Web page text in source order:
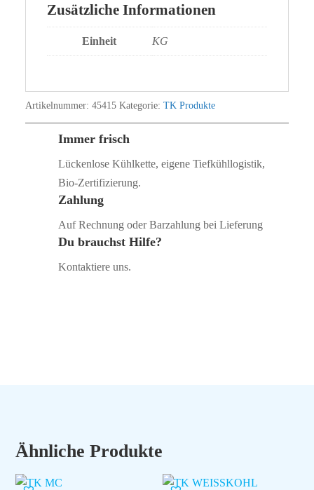
Zusätzliche Informationen
Einheit KG
Artikelnummer: 45415 Kategorie: TK Produkte
Immer frisch
Lückenlose Kühlkette, eigene Tiefkühllogistik,
Bio‑Zertifizierung.
Zahlung
Auf Rechnung oder Barzahlung bei Lieferung
Du brauchst Hilfe?
Kontaktiere uns.
Ähnliche Produkte